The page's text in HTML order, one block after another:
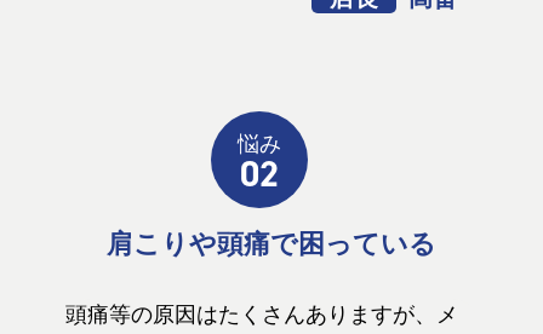
悩み
02
肩こりや頭痛で困っている
頭痛等の原因はたくさんありますが、メ